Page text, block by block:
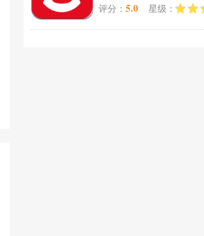
评分： 5.0 星级：